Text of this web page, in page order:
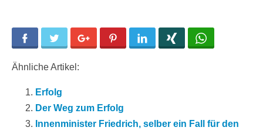
Facebook Twitter Google+ Pinterest LinkedIn
Ähnliche Artikel:
Erfolg
Der Weg zum Erfolg
Innenminister Friedrich, selber ein Fall für den